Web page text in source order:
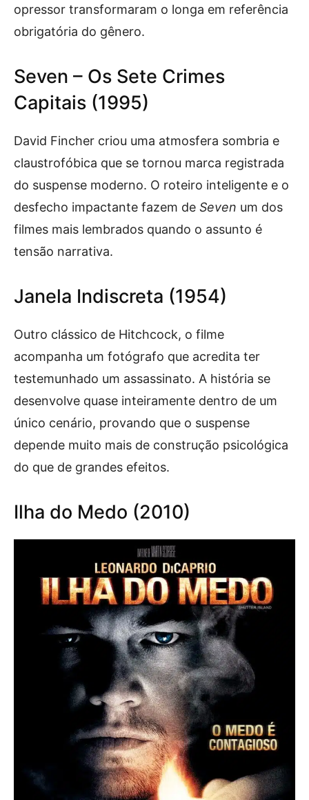
opressor transformaram o longa em referência
obrigatória do gênero.
Seven – Os Sete Crimes
Capitais (1995)
David Fincher criou uma atmosfera sombria e
claustrofóbica que se tornou marca registrada
do suspense moderno. O roteiro inteligente e o
desfecho impactante fazem de Seven um dos
filmes mais lembrados quando o assunto é
tensão narrativa.
Janela Indiscreta (1954)
Outro clássico de Hitchcock, o filme
acompanha um fotógrafo que acredita ter
testemunhado um assassinato. A história se
desenvolve quase inteiramente dentro de um
único cenário, provando que o suspense
depende muito mais de construção psicológica
do que de grandes efeitos.
Ilha do Medo (2010)